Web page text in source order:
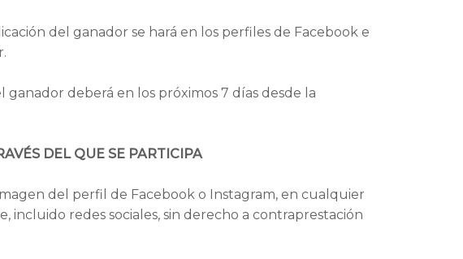
del ganador se hará en los perfiles de Facebook e
deberá en los próximos 7 días desde la
DEL QUE SE PARTICIPA
del perfil de Facebook o Instagram, en cualquier
incluido redes sociales, sin derecho a contraprestación